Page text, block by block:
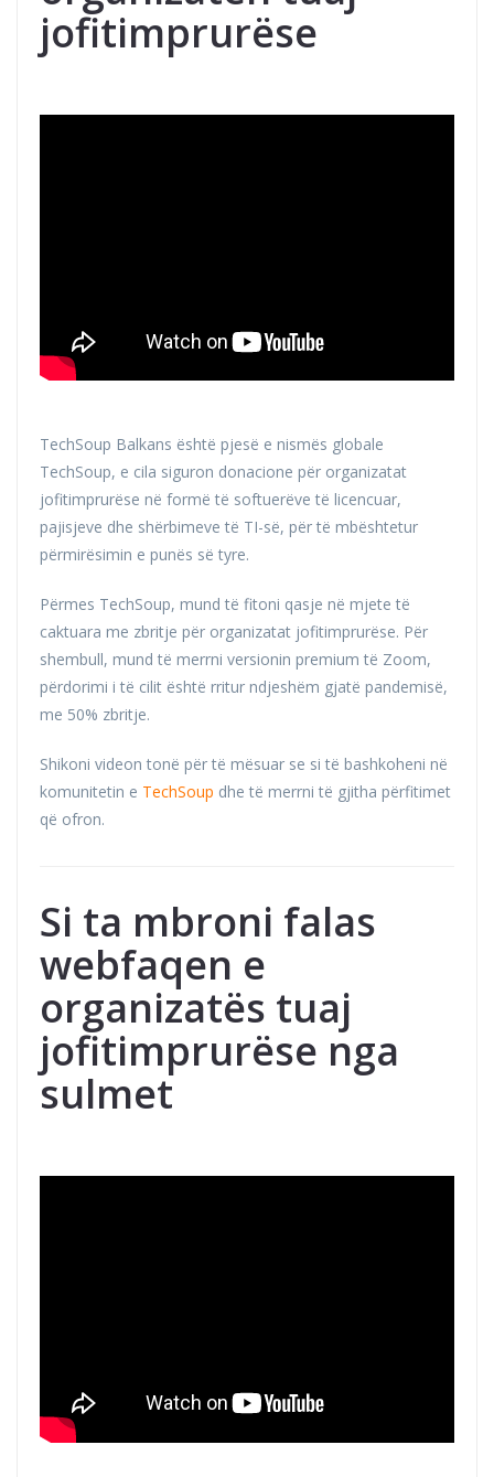
jofitimprurëse
TechSoup Balkans është pjesë e nismës globale
TechSoup, e cila siguron donacione për organizatat
jofitimprurëse në formë të softuerëve të licencuar,
pajisjeve dhe shërbimeve të TI-së, për të mbështetur
përmirësimin e punës së tyre.
Përmes TechSoup, mund të fitoni qasje në mjete të
caktuara me zbritje për organizatat jofitimprurëse. Për
shembull, mund të merrni versionin premium të Zoom,
përdorimi i të cilit është rritur ndjeshëm gjatë pandemisë,
me 50% zbritje.
Shikoni videon tonë për të mësuar se si të bashkoheni në
komunitetin e TechSoup dhe të merrni të gjitha përfitimet
që ofron.
Si ta mbroni falas
webfaqen e
organizatës tuaj
jofitimprurëse nga
sulmet